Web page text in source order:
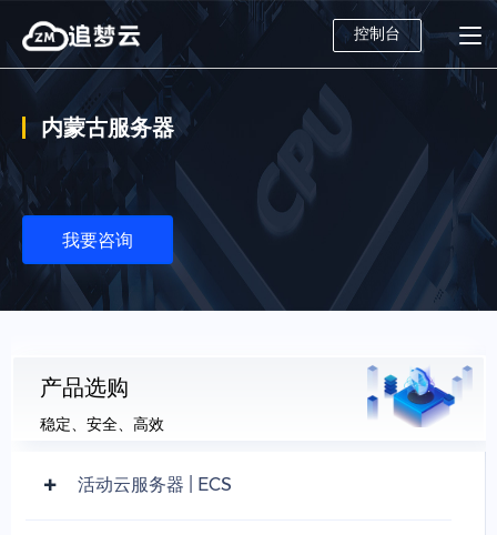
控制台
内蒙古服务器
我要咨询
产品选购
稳定、安全、高效
活动云服务器 | ECS